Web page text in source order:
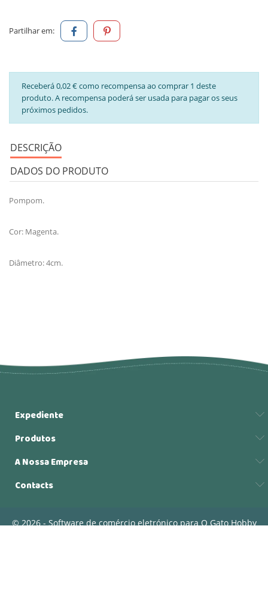
Partilhar em:
Receberá 0,02 € como recompensa ao comprar 1 deste
produto. A recompensa poderá ser usada para pagar os seus
próximos pedidos.
DESCRIÇÃO
DADOS DO PRODUTO
Pompom.
Cor: Magenta.
Diâmetro: 4cm.
Expediente
Produtos
A Nossa Empresa
Contacts
© 2026 - Software de comércio eletrónico para O Gato Hobby